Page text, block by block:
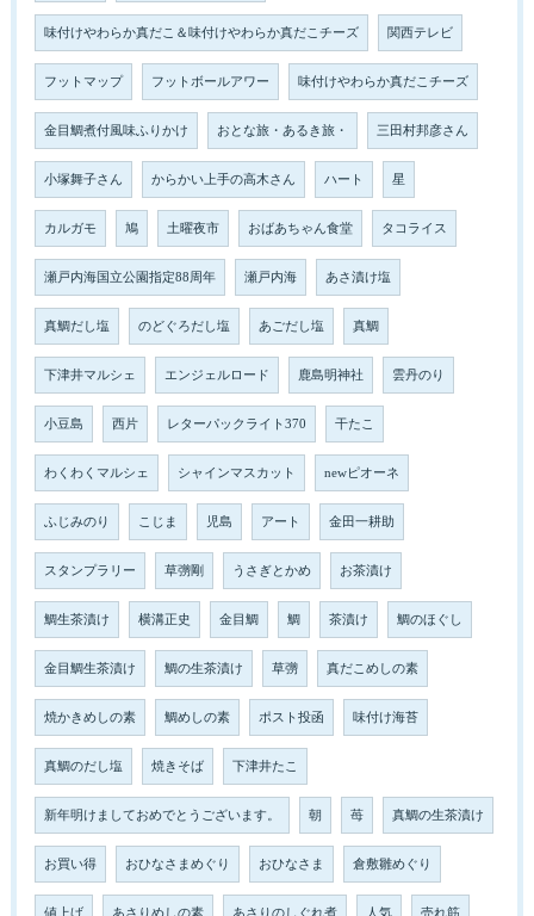
味付けやわらか真だこ＆味付けやわらか真だこチーズ 関西テレビ
フットマップ フットボールアワー 味付けやわらか真だこチーズ
金目鯛煮付風味ふりかけ おとな旅・あるき旅・ 三田村邦彦さん
小塚舞子さん からかい上手の高木さん ハート 星
カルガモ 鳩 土曜夜市 おばあちゃん食堂 タコライス
瀬戸内海国立公園指定88周年 瀬戸内海 あさ漬け塩
真鯛だし塩 のどぐろだし塩 あごだし塩 真鯛
下津井マルシェ エンジェルロード 鹿島明神社 雲丹のり
小豆島 西片 レターパックライト370 干たこ
わくわくマルシェ シャインマスカット newピオーネ
ふじみのり こじま 児島 アート 金田一耕助
スタンプラリー 草彅剛 うさぎとかめ お茶漬け
鯛生茶漬け 横溝正史 金目鯛 鯛 茶漬け 鯛のほぐし
金目鯛生茶漬け 鯛の生茶漬け 草彅 真だこめしの素
焼かきめしの素 鯛めしの素 ポスト投函 味付け海苔
真鯛のだし塩 焼きそば 下津井たこ
新年明けましておめでとうございます。 朝 苺 真鯛の生茶漬け
お買い得 おひなさまめぐり おひなさま 倉敷雛めぐり
値上げ あさりめしの素 あさりのしぐれ煮 人気 売れ筋